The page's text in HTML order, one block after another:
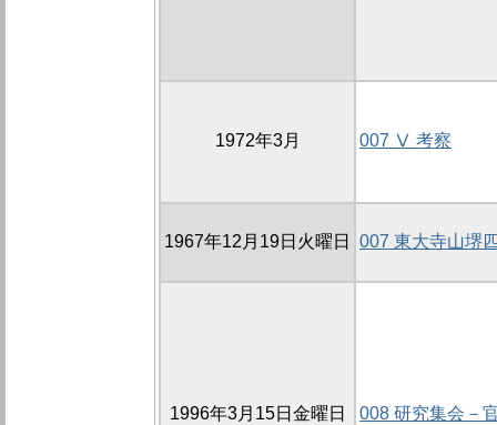
1972年3月 007 Ⅴ 考察
1967年12月19日火曜日 007 東大寺山堺
1996年3月15日金曜日 008 研究集会－